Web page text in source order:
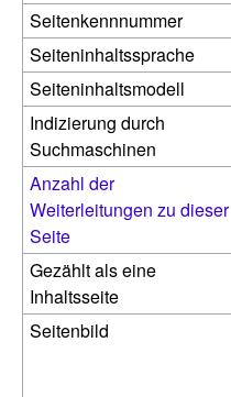
Seitenkennnummer
Seiteninhaltssprache
Seiteninhaltsmodell
Indizierung durch
Suchmaschinen
Anzahl der
Weiterleitungen zu dieser
Seite
Gezählt als eine
Inhaltsseite
Seitenbild